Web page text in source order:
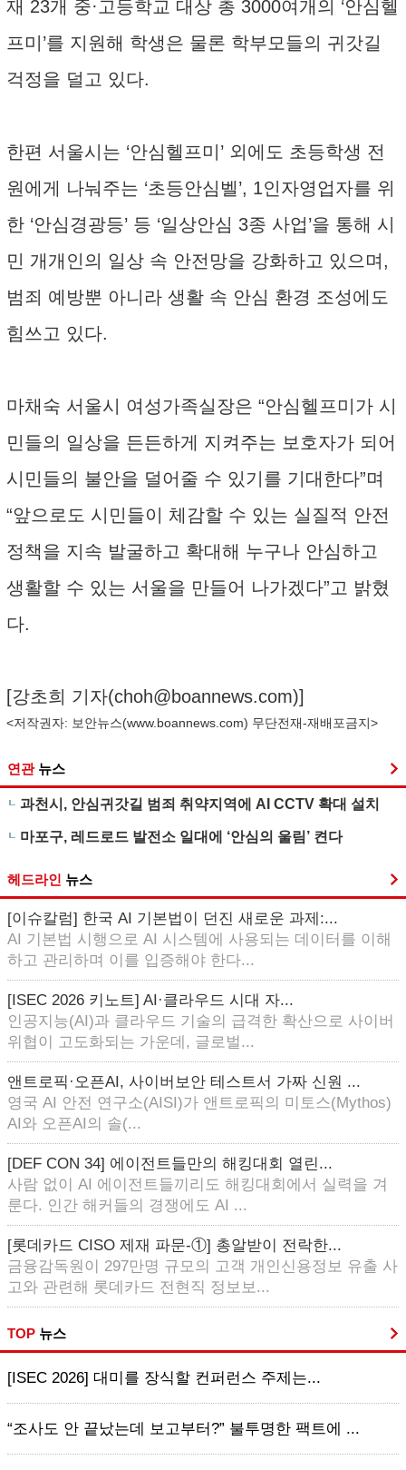
재 23개 중·고등학교 대상 총 3000여개의 ‘안심헬
프미’를 지원해 학생은 물론 학부모들의 귀갓길
걱정을 덜고 있다.
한편 서울시는 ‘안심헬프미’ 외에도 초등학생 전
원에게 나눠주는 ‘초등안심벨’, 1인자영업자를 위
한 ‘안심경광등’ 등 ‘일상안심 3종 사업’을 통해 시
민 개개인의 일상 속 안전망을 강화하고 있으며,
범죄 예방뿐 아니라 생활 속 안심 환경 조성에도
힘쓰고 있다.
마채숙 서울시 여성가족실장은 “안심헬프미가 시
민들의 일상을 든든하게 지켜주는 보호자가 되어
시민들의 불안을 덜어줄 수 있기를 기대한다”며
“앞으로도 시민들이 체감할 수 있는 실질적 안전
정책을 지속 발굴하고 확대해 누구나 안심하고
생활할 수 있는 서울을 만들어 나가겠다”고 밝혔
다.
[강초희 기자(choh@boannews.com)]
<저작권자: 보안뉴스(www.boannews.com) 무단전재-재배포금지>
연관 뉴스
과천시, 안심귀갓길 범죄 취약지역에 AI CCTV 확대 설치
마포구, 레드로드 발전소 일대에 ‘안심의 울림’ 켠다
헤드라인 뉴스
[이슈칼럼] 한국 AI 기본법이 던진 새로운 과제:...
AI 기본법 시행으로 AI 시스템에 사용되는 데이터를 이해
하고 관리하며 이를 입증해야 한다...
[ISEC 2026 키노트] AI·클라우드 시대 자...
인공지능(AI)과 클라우드 기술의 급격한 확산으로 사이버
위협이 고도화되는 가운데, 글로벌...
앤트로픽·오픈AI, 사이버보안 테스트서 가짜 신원 ...
영국 AI 안전 연구소(AISI)가 앤트로픽의 미토스(Mythos)
AI와 오픈AI의 솔(...
[DEF CON 34] 에이전트들만의 해킹대회 열린...
사람 없이 AI 에이전트들끼리도 해킹대회에서 실력을 겨
룬다. 인간 해커들의 경쟁에도 AI ...
[롯데카드 CISO 제재 파문-①] 총알받이 전락한...
금융감독원이 297만명 규모의 고객 개인신용정보 유출 사
고와 관련해 롯데카드 전현직 정보보...
TOP 뉴스
[ISEC 2026] 대미를 장식할 컨퍼런스 주제는...
“조사도 안 끝났는데 보고부터?” 불투명한 팩트에 ...